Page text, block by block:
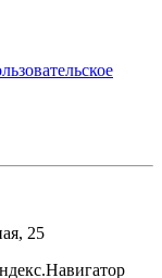
25